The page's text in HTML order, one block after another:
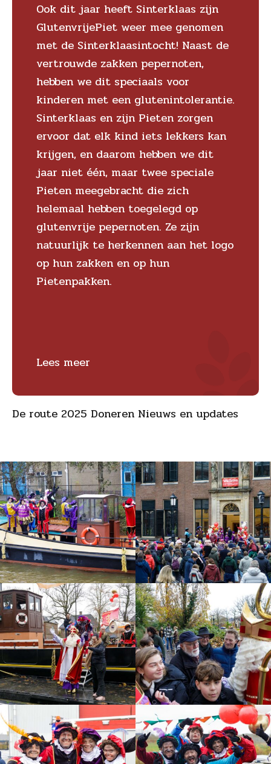
Ook dit jaar heeft Sinterklaas zijn
GlutenvrijePiet weer mee genomen
met de Sinterklaasintocht! Naast de
vertrouwde zakken pepernoten,
hebben we dit speciaals voor
kinderen met een glutenintolerantie.
Sinterklaas en zijn Pieten zorgen
ervoor dat elk kind iets lekkers kan
krijgen, en daarom hebben we dit
jaar niet één, maar twee speciale
Pieten meegebracht die zich
helemaal hebben toegelegd op
glutenvrije pepernoten. Ze zijn
natuurlijk te herkennen aan het logo
op hun zakken en op hun
Pietenpakken.
Lees meer
De route 2025 Doneren Nieuws en updates